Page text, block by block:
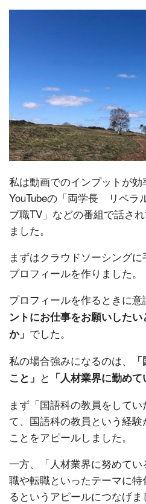
私は動画でのインプットが効
YouTubeの「両学長 リベラ
ブ職TV」などの番組で話さ
ました。
まずはクラウドソーシングに
プロフィールを作りました。
プロフィールを作るときに
ントにお仕事をお願いした
か」 でした。
私の場合強みになるのは、
こと」 と 「人材業界に勤めて
まず「国語科の教員をして
て、国語科の教員という経
ことをアピールしました。
一方、「人材業界に努めて
職や転職といったテーマに
るというアピールにつなげま